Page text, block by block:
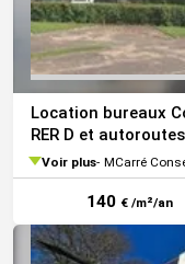
Location bureaux
RER D et autoroutes
Voir plus MCarré
140 € /m²/an